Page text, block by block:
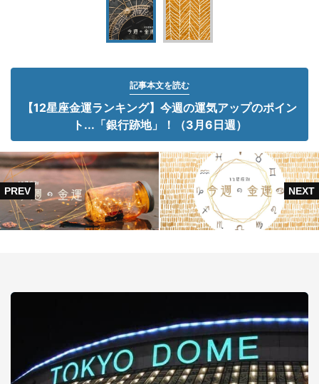
記事本文を読む
【12星座金運ランキング】今週の運気アップのポイン
ト...「銀行跡地」！（3月6日週）